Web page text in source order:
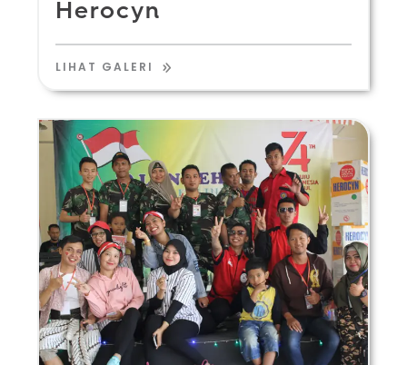
Herocyn
LIHAT GALERI